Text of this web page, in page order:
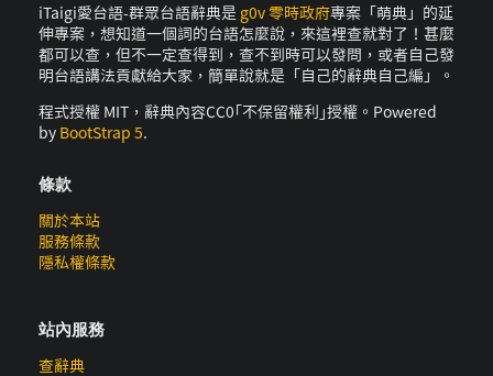
iTaigi愛台語-群眾台語辭典是 g0v 零時政府專案「萌典」的延
伸專案，想知道一個詞的台語怎麼說，來這裡查就對了！甚麼
都可以查，但不一定查得到，查不到時可以發問，或者自己發
明台語講法貢獻給大家，簡單說就是「自己的辭典自己編」。
程式授權 MIT，辭典內容CC0｢不保留權利｣授權。Powered
by BootStrap 5.
條款
關於本站
服務條款
隱私權條款
站內服務
查辭典